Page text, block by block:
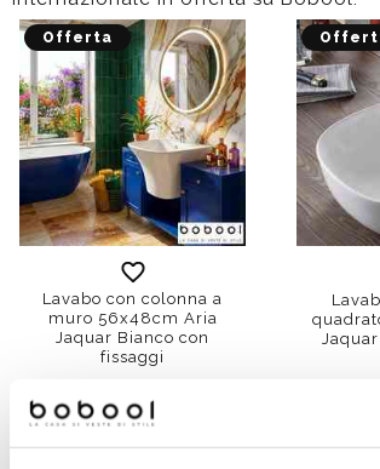
Offerta
Lavabo con colonna a
muro 56x48cm Aria
Jaquar Bianco con
fissaggi
€ 224,48